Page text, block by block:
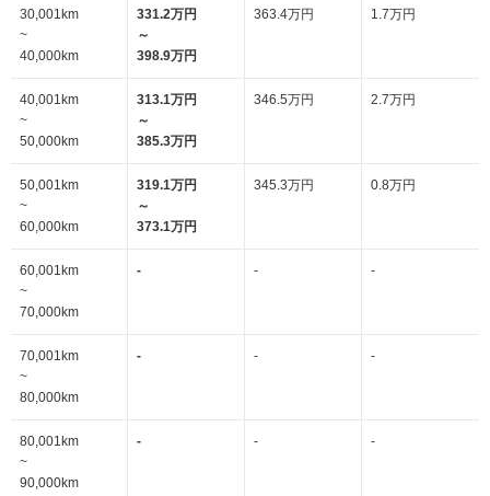
30,001km
~
40,000km
331.2万円
～
398.9万円
363.4万円 1.7万円
40,001km
~
50,000km
313.1万円
～
385.3万円
346.5万円 2.7万円
50,001km
~
60,000km
319.1万円
～
373.1万円
345.3万円 0.8万円
60,001km
~
70,000km
- - -
70,001km
~
80,000km
- - -
80,001km
~
90,000km
- - -